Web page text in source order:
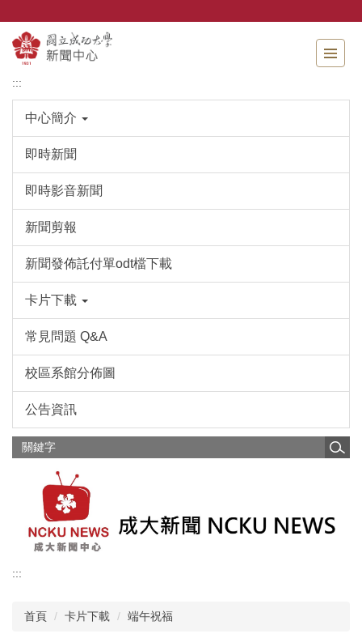
主
要
內
:::
中心簡介
即時新聞
即時影音新聞
新聞剪報
新聞發佈託付單odt檔下載
卡片下載
常見問題 Q&A
校區系館分佈圖
公告資訊
:::
首頁 卡片下載 端午祝福